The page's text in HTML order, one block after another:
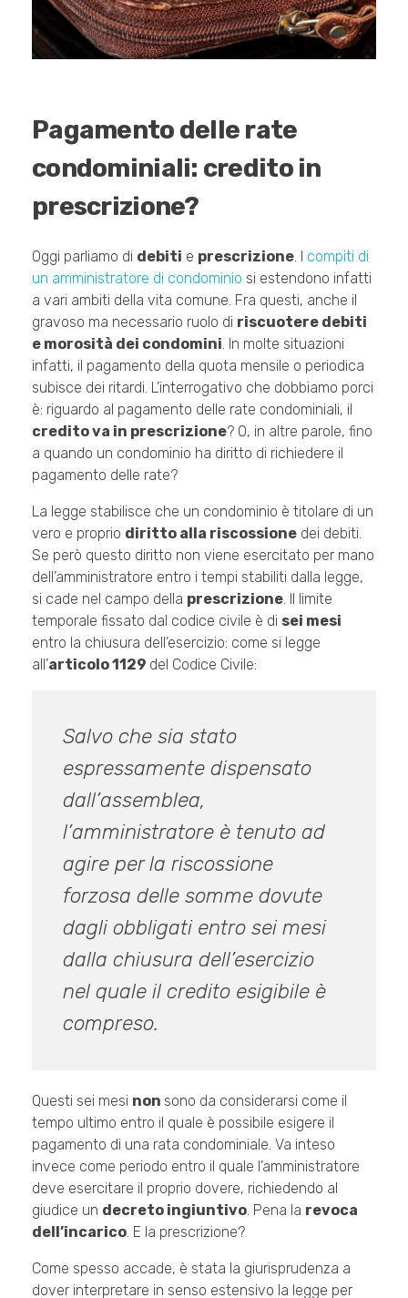
Pagamento delle rate
condominiali: credito in
prescrizione?
Oggi parliamo di debiti e prescrizione . I compiti di
un amministratore di condominio si estendono infatti
a vari ambiti della vita comune. Fra questi, anche il
gravoso ma necessario ruolo di riscuotere debiti
e morosità dei condomini . In molte situazioni
infatti, il pagamento della quota mensile o periodica
subisce dei ritardi. L’interrogativo che dobbiamo porci
è: riguardo al pagamento delle rate condominiali, il
credito va in prescrizione? O, in altre parole, fino
a quando un condominio ha diritto di richiedere il
pagamento delle rate?
La legge stabilisce che un condominio è titolare di un
vero e proprio diritto alla riscossione dei debiti.
Se però questo diritto non viene esercitato per mano
dell’amministratore entro i tempi stabiliti dalla legge,
si cade nel campo della prescrizione . Il limite
temporale fissato dal codice civile è di sei mesi
entro la chiusura dell’esercizio: come si legge
all’articolo 1129 del Codice Civile:
Salvo che sia stato
espressamente dispensato
dall’assemblea,
l’amministratore è tenuto ad
agire per la riscossione
forzosa delle somme dovute
dagli obbligati entro sei mesi
dalla chiusura dell’esercizio
nel quale il credito esigibile è
compreso.
Questi sei mesi non sono da considerarsi come il
tempo ultimo entro il quale è possibile esigere il
pagamento di una rata condominiale. Va inteso
invece come periodo entro il quale l’amministratore
deve esercitare il proprio dovere, richiedendo al
giudice un decreto ingiuntivo. Pena la revoca
dell’incarico. E la prescrizione?
Come spesso accade, è stata la giurisprudenza a
dover interpretare in senso estensivo la legge per